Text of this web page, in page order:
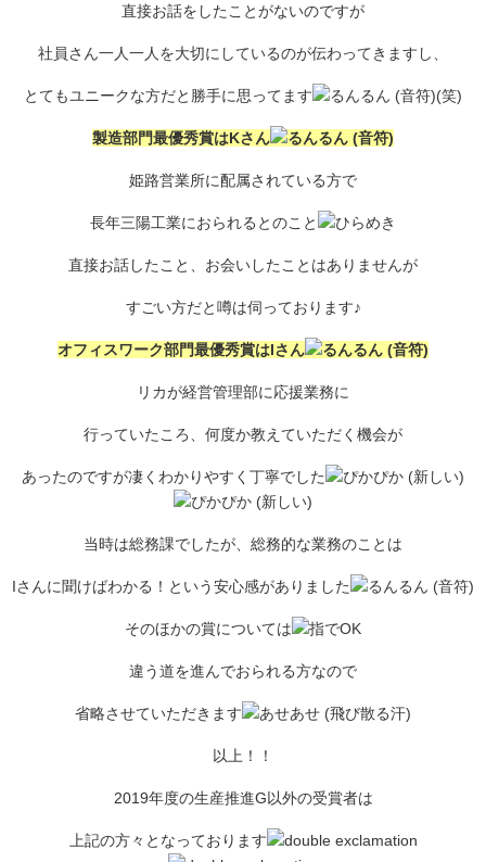
直接お話をしたことがないのですが
社員さん一人一人を大切にしているのが伝わってきますし、
とてもユニークな方だと勝手に思ってます (笑)
製造部門最優秀賞はKさん
姫路営業所に配属されている方で
長年三陽工業におられるとのこと
直接お話したこと、お会いしたことはありませんが
すごい方だと噂は伺っております♪
オフィスワーク部門最優秀賞はIさん
リカが経営管理部に応援業務に
行っていたころ、何度か教えていただく機会が
あったのですが凄くわかりやすく丁寧でした
当時は総務課でしたが、総務的な業務のことは
Iさんに聞けばわかる！という安心感がありました
そのほかの賞については
違う道を進んでおられる方なので
省略させていただきます
以上！！
2019年度の生産推進G以外の受賞者は
上記の方々となっております